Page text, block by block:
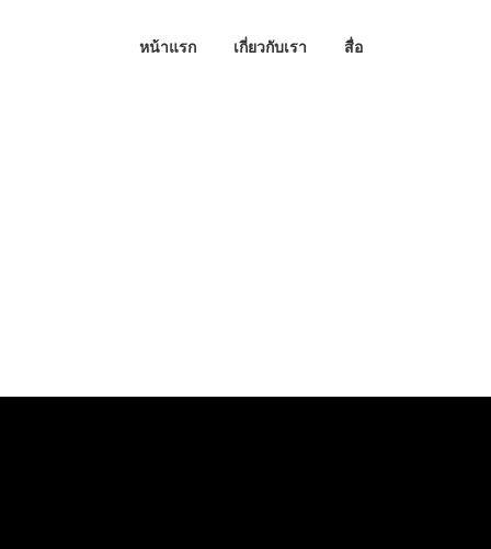
หน้าแรก เกี่ยวกับเรา สื่อ